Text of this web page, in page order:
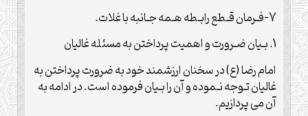
7-فـرمان قـطع رابـطه هـمه جـانبه با غلات.
1. بـیان ضـرورت و اهمیت پرداختن به مسئله غالیان
امام رضا (ع) در سخنان ارزشمند خود به ضرورت پرداختن به
غالیان تـوجه نـموده و آن را بـیان فرموده است. در ادامه به
آن می پردازیم.